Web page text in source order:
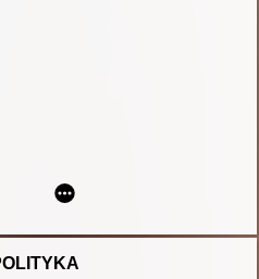
: jak skutecznie poradzić